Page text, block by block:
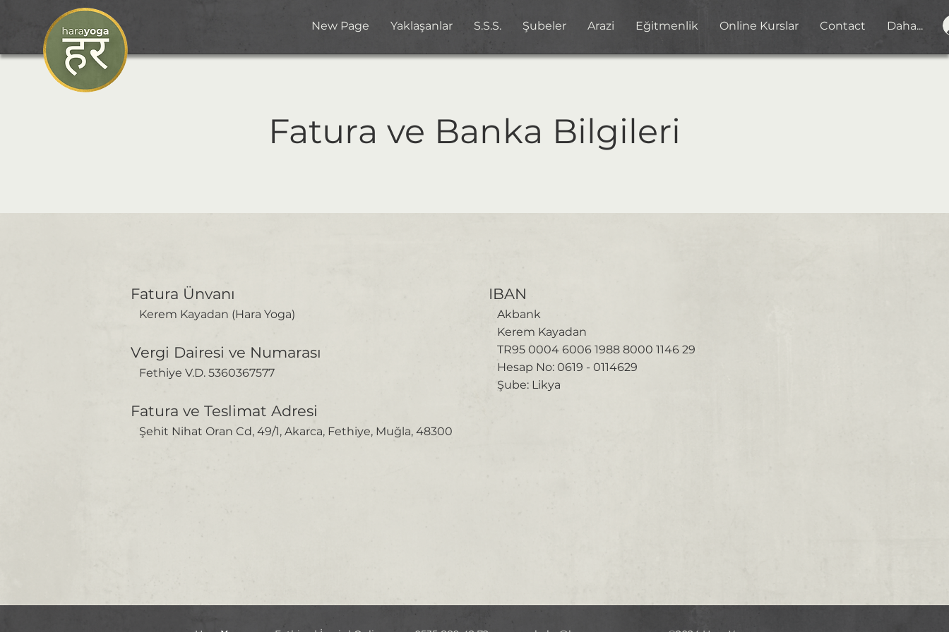
New Page Yaklaşanlar S.S.S. Şubeler Arazi Eğitmenlik Online Kurslar Contact Daha...
Fatura ve Banka Bilgileri​
Fatura Ünvanı
Kerem Kayadan (Hara Yoga)
Vergi Dairesi ve Numarası
Fethiye V.D. 5360367577
Fatura ve Teslimat Adresi
Şehit Nihat Oran Cd, 49/1, Akarca, Fethiye, Muğla, 48300
IBAN
Akbank
Kerem Kayadan
TR95 0004 6006 1988 8000 1146 29
Hesap No: 0619 - 0114629
Şube: Likya